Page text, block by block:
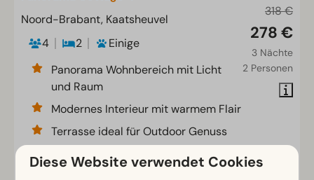
318 €
278 €
3 Nächte
2 Personen
Noord-Brabant, Kaatsheuvel
4
2
Einige
Panorama Wohnbereich mit Licht
und Raum
Modernes Interieur mit warmem Flair
Terrasse ideal für Outdoor Genuss
Ansehen
Diese Website verwendet Cookies